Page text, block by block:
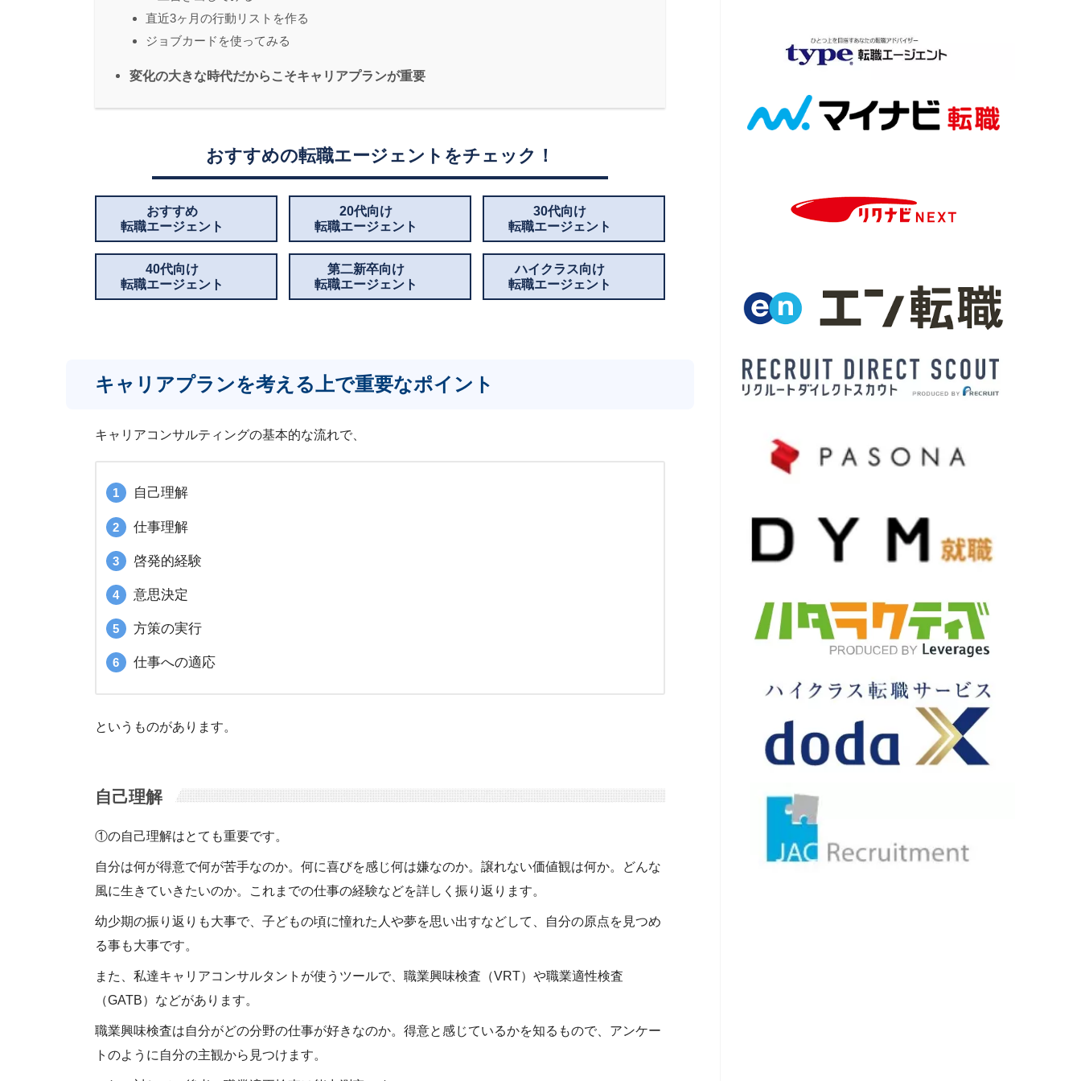
直近3ヶ月の行動リストを作る
ジョブカードを使ってみる
変化の大きな時代だからこそキャリアプランが重要
おすすめの転職エージェントをチェック！
おすすめ
転職エージェント
20代向け
転職エージェント
30代向け
転職エージェント
40代向け
転職エージェント
第二新卒向け
転職エージェント
ハイクラス向け
転職エージェント
キャリアプランを考える上で重要なポイント
キャリアコンサルティングの基本的な流れで、
自己理解
仕事理解
啓発的経験
意思決定
方策の実行
仕事への適応
というものがあります。
自己理解
①の自己理解はとても重要です。
自分は何が得意で何が苦手なのか。何に喜びを感じ何は嫌なのか。譲れない価値観は何か。どんな
風に生きていきたいのか。これまでの仕事の経験などを詳しく振り返ります。
幼少期の振り返りも大事で、子どもの頃に憧れた人や夢を思い出すなどして、自分の原点を見つめ
る事も大事です。
また、私達キャリアコンサルタントが使うツールで、職業興味検査（VRT）や職業適性検査
（GATB）などがあります。
職業興味検査は自分がどの分野の仕事が好きなのか。得意と感じているかを知るもので、アンケー
トのように自分の主観から見つけます。